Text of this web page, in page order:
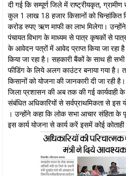
दी गई कि सम्पूर्ण जिले में राष्ट्रीयकृत,
कुल 1 लाख 18 हजार किसानों को
करोड रुपए ऋण माफी का लाभ मिलेगा। उन्होंने
पंचायत विभाग के माध्यम से पात्र कृषकों से
के आवेदन पत्रों में आवेद प्राप्त किया जा
किया जा रहा है। सहकारी बैंकों के साथ ही
फीडिंग के लिये अलग काउंटर बनाया गया है।
किसानों को योजना की जानकारी दी जा रही
जिला प्रशासन की अब तक की गई कार्यवाही के
संबंधित अधिकारियों से सर्वप्राथमिकता से इस
। उन्होंने कहा कि लोक सभा आचार संहिता के
इस कार्य योजना से कार्य करें इसमें कोई